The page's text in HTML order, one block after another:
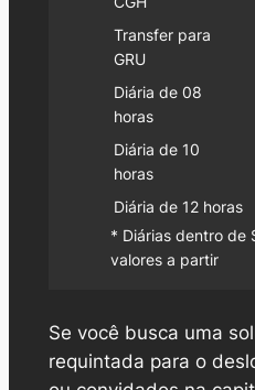
Transfer para
GRU
Diária de 08
horas
Diária de 10
horas
Diária de 12 horas
* Diárias dentro de
valores a partir
Se você busca uma
requintada para o